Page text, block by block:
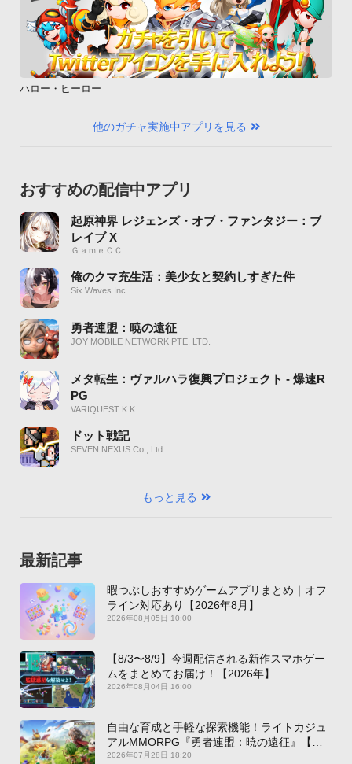
ハロー・ヒーロー
他のガチャ実施中アプリを見る
おすすめの配信中アプリ
起原神界 レジェンズ・オブ・ファンタジー：ブ
レイブ X
ＧａｍｅＣＣ
俺のクマ充生活：美少女と契約しすぎた件
Six Waves Inc.
勇者連盟：暁の遠征
JOY MOBILE NETWORK PTE. LTD.
メタ転生：ヴァルハラ復興プロジェクト - 爆速R
PG
VARIQUEST K K
ドット戦記
SEVEN NEXUS Co., Ltd.
もっと見る
最新記事
暇つぶしおすすめゲームアプリまとめ｜オフ
ライン対応あり【2026年8月】
2026年08月05日 10:00
【8/3〜8/9】今週配信される新作スマホゲー
ムをまとめてお届け！【2026年】
2026年08月04日 16:00
自由な育成と手軽な探索機能！ライトカジュ
アルMMORPG『勇者連盟：暁の遠征』【最
新作PICKUP】
2026年07月28日 18:20